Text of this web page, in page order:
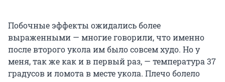
Побочные эффекты ожидались более
выраженными — многие говорили, что именно
после второго укола им было совсем худо. Но у
меня, так же как и в первый раз, — температура 37
градусов и ломота в месте укола. Плечо болело